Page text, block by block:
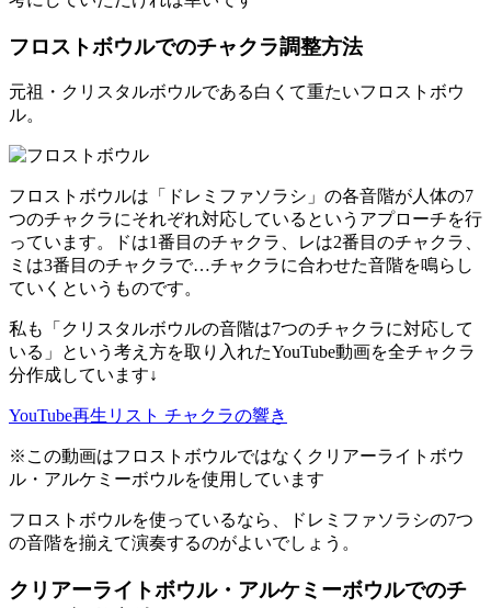
フロストボウルでのチャクラ調整方法
元祖・クリスタルボウルである白くて重たいフロストボウ
ル。
フロストボウルは「ドレミファソラシ」の各音階が人体の7
つのチャクラにそれぞれ対応しているというアプローチを行
っています。ドは1番目のチャクラ、レは2番目のチャクラ、
ミは3番目のチャクラで…チャクラに合わせた音階を鳴らし
ていくというものです。
私も「クリスタルボウルの音階は7つのチャクラに対応して
いる」という考え方を取り入れたYouTube動画を全チャクラ
分作成しています↓
YouTube再生リスト チャクラの響き
※この動画はフロストボウルではなくクリアーライトボウ
ル・アルケミーボウルを使用しています
フロストボウルを使っているなら、ドレミファソラシの7つ
の音階を揃えて演奏するのがよいでしょう。
クリアーライトボウル・アルケミーボウルでのチ